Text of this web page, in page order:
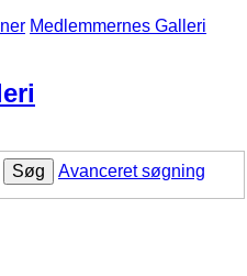
Medlemmernes Galleri
Søg
Avanceret søgning